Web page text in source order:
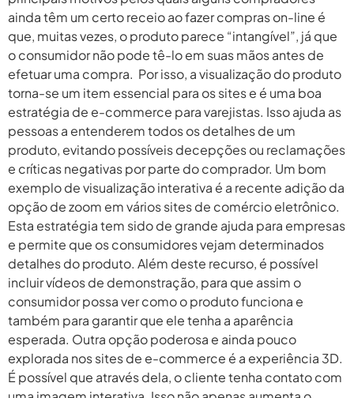
ainda têm um certo receio ao fazer compras on-line é
que, muitas vezes, o produto parece “intangível”, já que
o consumidor não pode tê-lo em suas mãos antes de
efetuar uma compra. Por isso, a visualização do produto
torna-se um item essencial para os sites e é uma boa
estratégia de e-commerce para varejistas. Isso ajuda as
pessoas a entenderem todos os detalhes de um
produto, evitando possíveis decepções ou reclamações
e críticas negativas por parte do comprador. Um bom
exemplo de visualização interativa é a recente adição da
opção de zoom em vários sites de comércio eletrônico.
Esta estratégia tem sido de grande ajuda para empresas
e permite que os consumidores vejam determinados
detalhes do produto. Além deste recurso, é possível
incluir vídeos de demonstração, para que assim o
consumidor possa ver como o produto funciona e
também para garantir que ele tenha a aparência
esperada. Outra opção poderosa e ainda pouco
explorada nos sites de e-commerce é a experiência 3D.
É possível que através dela, o cliente tenha contato com